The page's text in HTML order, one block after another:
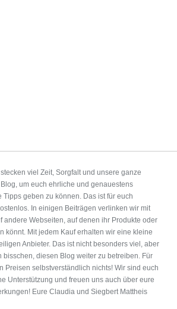
viel Zeit, Sorgfalt und unsere ganze
um euch ehrliche und genauestens
geben zu können. Das ist für euch
In einigen Beiträgen verlinken wir mit
andere Webseiten, auf denen ihr Produkte oder
könnt. Mit jedem Kauf erhalten wir eine kleine
Anbieter. Das ist nicht besonders viel, aber
bisschen, diesen Blog weiter zu betreiben. Für
Preisen selbstverständlich nichts! Wir sind euch
Unterstützung und freuen uns auch über eure
Eure Claudia und Siegbert Mattheis